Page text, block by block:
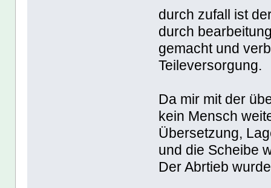
durch zufall ist
durch
gemacht und
Teileversorgung.
Da mir mit der
kein Mensch
Übersetzung,
und die Scheibe
Der Abrtieb